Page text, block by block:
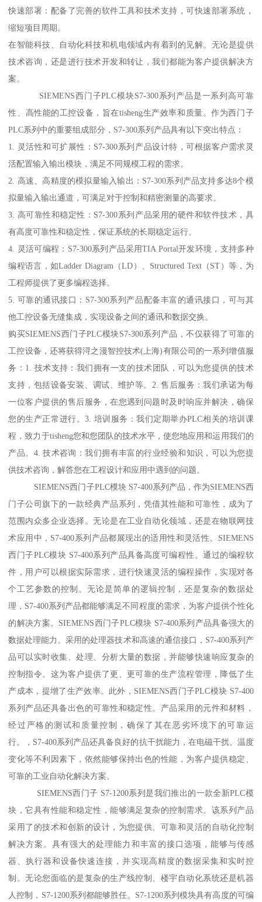
快速部署：配备了完善的软件工具和技术支持，可快速部署系统，
缩短项目周期。
在智能科技、自动化科技和机电领域内有着到的见解。无论是提供
技术咨询，还是进行技术开发和转让，我们都能为客户提供解决方
案。
SIEMENS西门子PLC模块S7-300系列产品是一系列高可靠
性、高性能的工控设备，旨在tisheng生产效率和质量。作为西门子
PLC系列中的重要组成部分，S7-300系列产品具有以下突出特点：
1. 灵活性和可扩展性：S7-300系列产品设计特，可根据客户需求灵
活配置输入输出模块，满足不同规模工程的需求。
2. 高速、高精度的模拟量输入输出：S7-300系列产品支持多达8个模
拟量输入输出通道，可满足对于控制和精密测量的高要求。
3. 高可靠性和稳定性：S7-300系列产品采用的硬件和软件技术，具
有高度可靠性和稳定性，保证系统的长期稳定运行。
4. 灵活可编程：S7-300系列产品采用TIA Portal开发环境，支持多种
编程语言，如Ladder Diagram（LD）、Structured Text（ST）等，为
工程师提供了更多编程选择。
5. 可靠的通讯接口：S7-300系列产品配备丰富的通讯接口，可与其
他工控设备无缝集成，实现设备之间的通讯和数据交换。
购买SIEMENS西门子PLC模块S7-300系列产品，不仅获得了可靠的
工控设备，还将获得浔之漫智控技术(上海)有限公司的一系列增值服
务：1. 技术支持：我们拥有一支的技术团队，可以为您提供的技术
支持，包括设备安装、调试、维护等。2. 售后服务：我们承诺为每
一位客户提供的售后服务，在您遇到问题时及时响应并解决，确保
您的生产正常进行。3. 培训服务：我们定期举办PLC相关的培训课
程，致力于tisheng您和您团队的技术水平，使您地应用和运用我们的
产品。4. 技术咨询：我们拥有丰富的行业经验和知识，可以为您提
供技术咨询，解答您在工程设计和应用中遇到的问题。
SIEMENS西门子PLC模块 S7-400系列产品，作为SIEMENS西
门子公司旗下的一款经典产品系列，凭借其性能和可靠性，成为了
范围内众多企业选择。无论是在工业自动化领域，还是在物联网技
术应用中，S7-400系列产品都展现出的适用性和灵活性。SIEMENS
西门子PLC模块 S7-400系列产品具备高度可编程性。通过的编程软
件，用户可以根据实际需求，进行快速灵活的编程操作，实现对各
个工艺参数的控制。无论是简单的逻辑控制，还是复杂的数据处
理，S7-400系列产品都能够满足不同程度的需求，为客户提供个性化
的解决方案。SIEMENS西门子PLC模块 S7-400系列产品具备强大的
数据处理能力。采用的处理器技术和高速的通信接口，S7-400系列产
品可以实时收集、处理、分析大量的数据，并能够快速响应复杂的
控制指令。这为客户提供了更、更可靠的生产流程管理，降低了生
产成本，提增了生产效率。此外，SIEMENS西门子PLC模块 S7-400
系列产品还具备出色的可靠性和稳定性。产品采用的元件和材料，
经过严格的测试和质量控制，确保了其在恶劣环境下的可靠运
行。，S7-400系列产品还具备良好的抗干扰能力，在电磁干扰、温度
变化等不利因素下，依然能够保持出色的性能，为客户提供稳定、
可靠的工业自动化解决方案。
SIEMENS西门子 S7-1200系列是我们推出的一款全新PLC模
块，它具有性能和稳定性，能够满足复杂的控制需求。该系列产品
采用了的技术和创新的设计，为您提供、可靠和灵活的自动化控制
解决方案。具有强大的处理能力和丰富的接口选项，能够与传感
器、执行器和设备快速连接，并实现高精度的数据采集和实时控
制。无论您面临的是复杂的生产线控制、楼宇自动化系统还是机器
人控制，S7-1200系列都能够胜任。S7-1200系列模块具有高度的可编